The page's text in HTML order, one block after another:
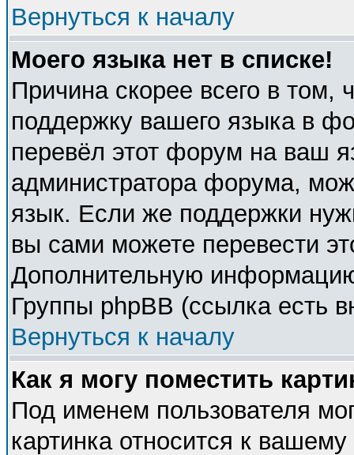
Вернуться к началу
Моего языка нет в списке!
Причина скорее всего в том,
поддержку вашего языка в
перевёл этот форум на ваш
администратора форума,
язык. Если же поддержки
вы сами можете перевести
Дополнительную
Группы phpBB (ссылка есть
Вернуться к началу
Как я могу поместить
Под именем пользователя
картинка относится к